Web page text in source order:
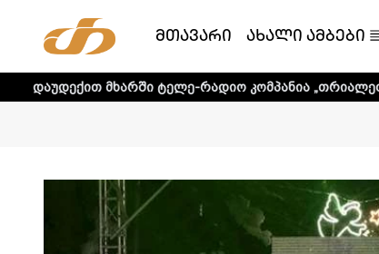
მთავარი ახალი ამბები
ტელე-რადიო კომპანია „თრიალეთს! -